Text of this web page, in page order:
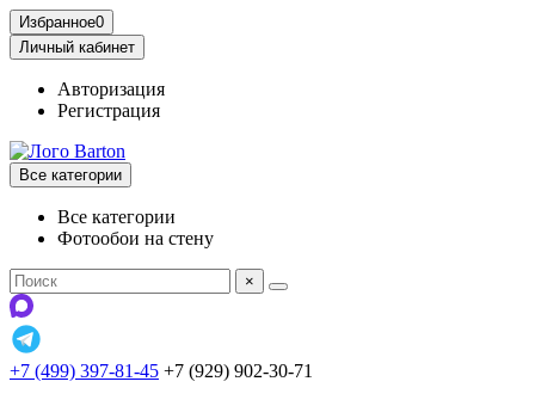
Избранное0
Личный кабинет
Авторизация
Регистрация
Все категории
Все категории
Фотообои на стену
×
+7 (499) 397-81-45 +7 (929) 902-30-71